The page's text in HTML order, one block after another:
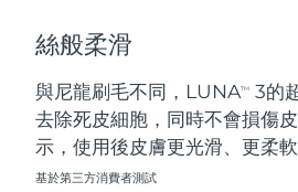
絲般柔滑
與尼龍刷毛不同，LUNATM
3的
去除死皮細胞，同時不會損傷
示，使用後皮膚更光滑、更柔軟
基於第三方消費者測試
南非
南韓